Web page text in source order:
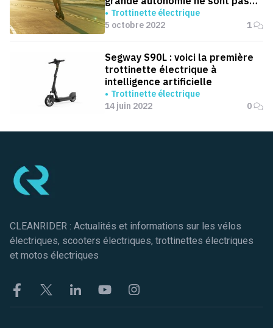
données !
Trottinette électrique
5 octobre 2022
1
Segway S90L : voici la première
trottinette électrique à
intelligence artificielle
Trottinette électrique
14 juin 2022
0
CLEANRIDER : Actualités et informations sur les vélos
électriques, scooters électriques, trottinettes électriques
et motos électriques
FacebookTwitter LinkekinYoutubeInstagram